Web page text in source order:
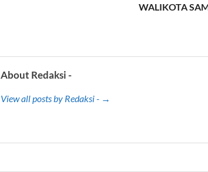
WALIKOTA
About Redaksi -
View all posts by Redaksi - →